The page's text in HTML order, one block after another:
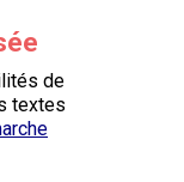
de
textes